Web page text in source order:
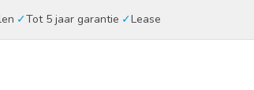
Tot 5 jaar garantie Lease